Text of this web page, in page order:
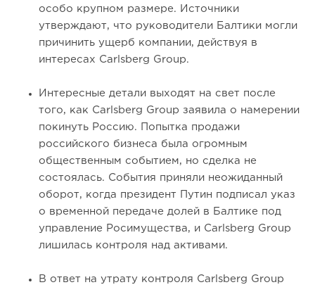
особо крупном размере. Источники
утверждают, что руководители Балтики могли
причинить ущерб компании, действуя в
интересах Carlsberg Group.
Интересные детали выходят на свет после
того, как Carlsberg Group заявила о намерении
покинуть Россию. Попытка продажи
российского бизнеса была огромным
общественным событием, но сделка не
состоялась. События приняли неожиданный
оборот, когда президент Путин подписал указ
о временной передаче долей в Балтике под
управление Росимущества, и Carlsberg Group
лишилась контроля над активами.
В ответ на утрату контроля Carlsberg Group